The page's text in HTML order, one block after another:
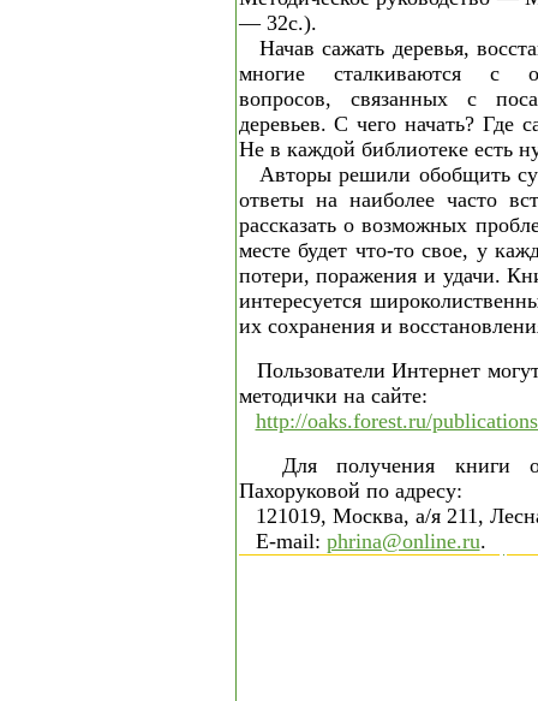
— 32с.).
Начав сажать деревья,
многие сталкиваются с
вопросов, связанных с
деревьев. С чего начать? Где
Не в каждой библиотеке есть
Авторы решили обобщить
ответы на наиболее часто
рассказать о возможных
месте будет что-то свое, у
потери, поражения и удачи.
интересуется
их сохранения и
Пользователи Интернет
методички на сайте:
http://oaks.forest.ru/
Для получения книги
Пахоруковой по адресу:
121019, Москва, а/я 211,
E-mail: phrina@online.ru.